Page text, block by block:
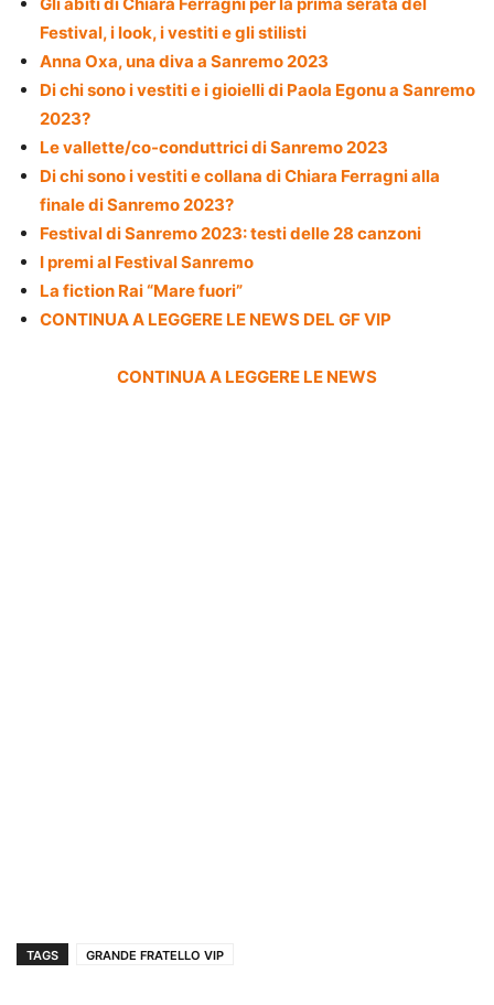
Festival, i look, i vestiti e gli stilisti
Anna Oxa, una diva a Sanremo 2023
Di chi sono i vestiti e i gioielli di Paola Egonu a Sanremo
2023?
Le vallette/co-conduttrici di Sanremo 2023
Di chi sono i vestiti e collana di Chiara Ferragni alla
finale di Sanremo 2023?
Festival di Sanremo 2023: testi delle 28 canzoni
I premi al Festival Sanremo
La fiction Rai “Mare fuori”
CONTINUA A LEGGERE LE NEWS DEL GF VIP
CONTINUA A LEGGERE LE NEWS
TAGS GRANDE FRATELLO VIP